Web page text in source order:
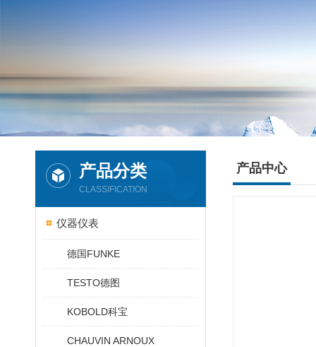
产品分类
CLASSIFICATION
仪器仪表
德国FUNKE
TESTO德图
KOBOLD科宝
CHAUVIN ARNOUX
产品中心